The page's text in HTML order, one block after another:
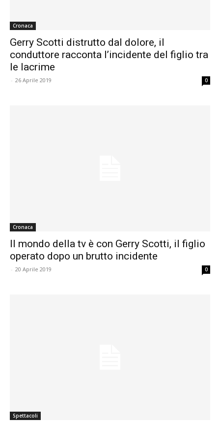
Cronaca
Gerry Scotti distrutto dal dolore, il
conduttore racconta l’incidente del figlio tra
le lacrime
- 26 Aprile 2019 0
Cronaca
Il mondo della tv è con Gerry Scotti, il figlio
operato dopo un brutto incidente
- 20 Aprile 2019 0
Spettacoli